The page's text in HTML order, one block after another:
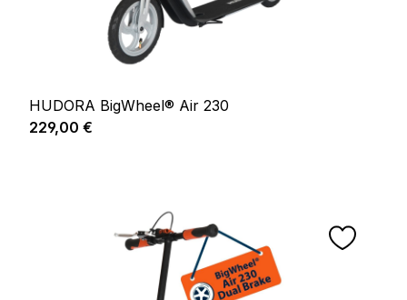
HUDORA BigWheel® Air 230
Prix régulier :
229,00 €